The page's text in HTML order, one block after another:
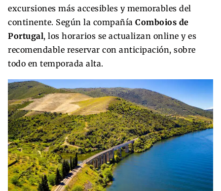
excursiones más accesibles y memorables del
continente. Según la compañía Comboios de
Portugal, los horarios se actualizan online y es
recomendable reservar con anticipación, sobre
todo en temporada alta.